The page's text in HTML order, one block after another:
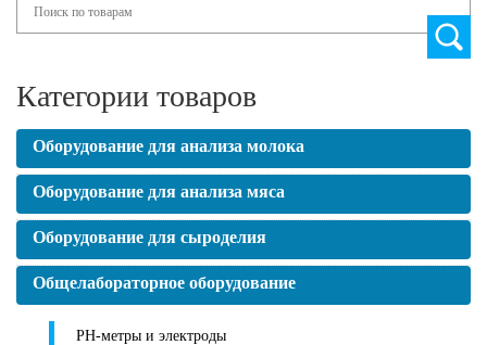
Категории товаров
Оборудование для анализа молока
Оборудование для анализа мяса
Оборудование для сыроделия
Общелабораторное оборудование
PH-метры и электроды